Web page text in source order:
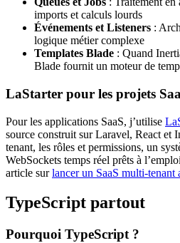
imports et calculs lourds
Événements et Listeners :
logique métier complexe
Templates Blade : Quand
Blade fournit un moteur de
LaStarter pour les projets
Pour les applications SaaS, j’utilise
source construit sur Laravel, React et
tenant, les rôles et permissions, un
WebSockets temps réel prêts à
article surlancer un SaaS multi-tenant
TypeScript partout
Pourquoi TypeScript ?